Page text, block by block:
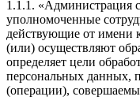
1.1.1. «Администрация
уполномоченные
действующие от имени
(или) осуществляют
определяет цели
персональных данных,
(операции),